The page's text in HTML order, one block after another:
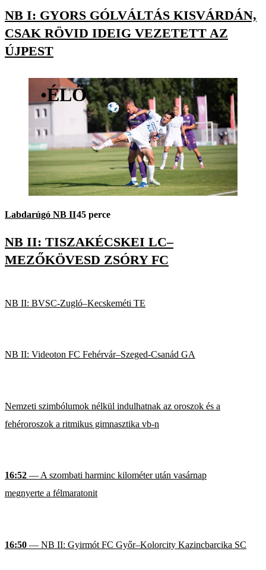
NB I: GYORS GÓLVÁLTÁS KISVÁRDÁN,
CSAK RÖVID IDEIG VEZETETT AZ
ÚJPEST
•ÉLŐ
Labdarúgó NB II45 perce
NB II: TISZAKÉCSKEI LC–
MEZŐKÖVESD ZSÓRY FC
NB II: BVSC-Zugló–Kecskeméti TE
NB II: Videoton FC Fehérvár–Szeged-Csanád GA
Nemzeti szimbólumok nélkül indulhatnak az oroszok és a
fehéroroszok a ritmikus gimnasztika vb-n
16:52 — A szombati harminc kilométer után vasárnap
megnyerte a félmaratonit
16:50 — NB II: Gyirmót FC Győr–Kolorcity Kazincbarcika SC